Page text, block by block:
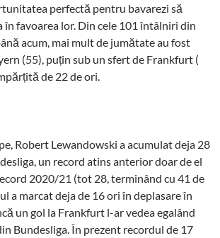
perfectă pentru bavarezi să
favoarea lor. Din cele 101 întâlniri din
acum, mai mult de jumătate au fost
(55), puțin sub un sfert de Frankfurt (
de 22 de ori.
Robert Lewandowski a acumulat deja 28
un record atins anterior doar de el
2020/21 (tot 28, terminând cu 41 de
a marcat deja de 16 ori în deplasare în
un gol la Frankfurt l-ar vedea egalând
Bundesliga. În prezent recordul de 17